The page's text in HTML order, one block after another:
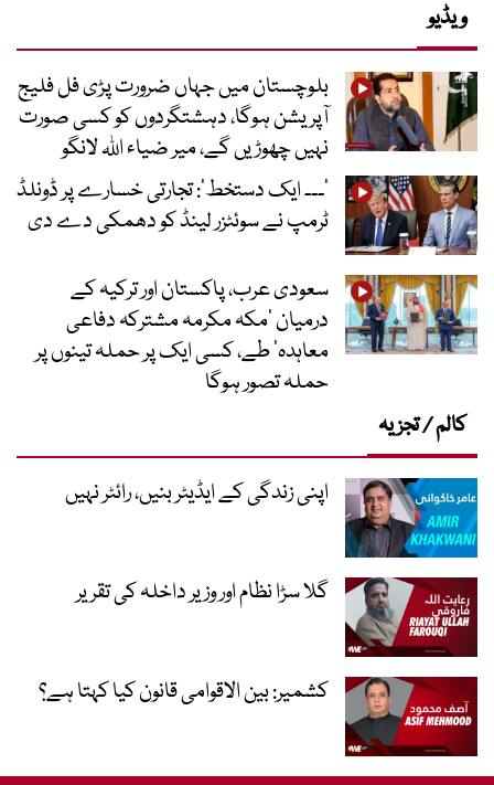
ویڈیو
بلوچستان میں جہاں ضرورت پڑی فل فلیج
آپریشن ہوگا، دہشتگردوں کو کسی صورت
نہیں چھوڑیں گے، میر ضیاء اللہ لانگو
’۔۔۔ ایک دستخط‘: تجارتی خسارے پر ڈونلڈ
ٹرمپ نے سوئٹزر لینڈ کو دھمکی دے دی
سعودی عرب، پاکستان اور ترکیہ کے
درمیان ’مکہ مکرمہ مشترکہ دفاعی
معاہدہ‘ طے، کسی ایک پر حملہ تینوں پر
حملہ تصور ہوگا
کالم / تجزیہ
اپنی زندگی کے ایڈیٹر بنیں، رائٹر نہیں
گلا سڑا نظام اور وزیر داخلہ کی تقریر
کشمیر: بین الاقوامی قانون کیا کہتا ہے؟